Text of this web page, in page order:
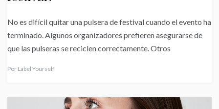
No es difícil quitar una pulsera de festival cuando el evento ha
terminado. Algunos organizadores prefieren asegurarse de
que las pulseras se reciclen correctamente. Otros
Por Label Yourself